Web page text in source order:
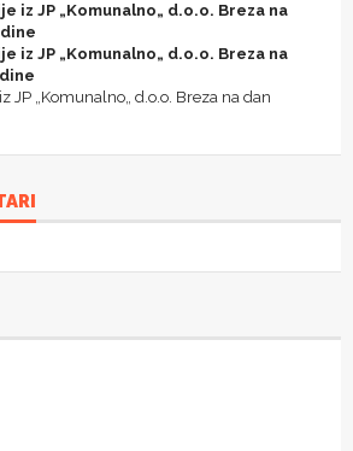
iz JP „Komunalno„ d.o.o. Breza na
iz JP „Komunalno„ d.o.o. Breza na
JP „Komunalno„ d.o.o. Breza na dan